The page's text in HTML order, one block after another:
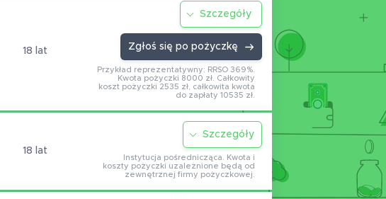
18 lat
Szczegóły
Zgłoś się po pożyczkę
Przykład reprezentatywny: RRSO 369%.
Kwota pożyczki 8000 zł. Całkowity
koszt pożyczki 2535 zł, całkowita kwota
do zapłaty 10535 zł.
18 lat
Szczegóły
Instytucja pośrednicząca. Kwota i
koszty pożyczki uzależnione będą od
zewnętrznej firmy pożyczkowej.